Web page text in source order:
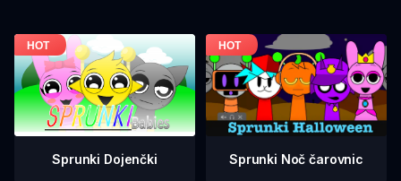
Sprunki Dojenčki Sprunki Noč čarovnic